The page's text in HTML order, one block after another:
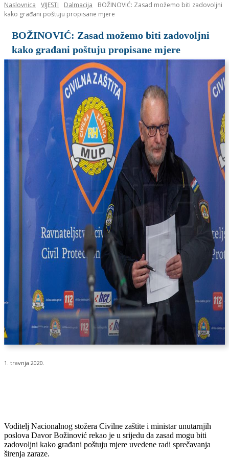
Naslovnica VIJESTI Dalmacija
BOŽINOVIĆ: Zasad možemo biti zadovoljni
kako građani poštuju propisane mjere
BOŽINOVIĆ: Zasad možemo biti zadovoljni
kako građani poštuju propisane mjere
1. travnja 2020.
Voditelj Nacionalnog stožera Civilne zaštite i ministar unutarnjih
poslova Davor Božinović rekao je u srijedu da zasad mogu biti
zadovoljni kako građani poštuju mjere uvedene radi sprečavanja
širenja zaraze.